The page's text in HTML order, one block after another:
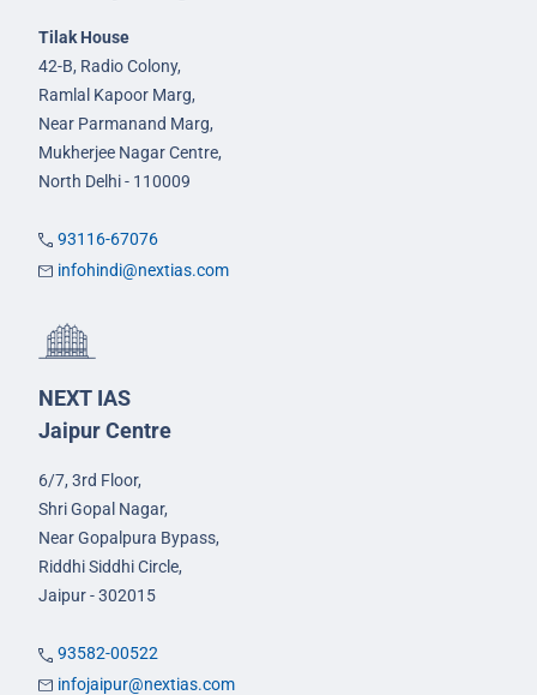
Tilak House
42-B, Radio Colony,
Ramlal Kapoor Marg,
Near Parmanand Marg,
Mukherjee Nagar Centre,
North Delhi - 110009
93116-67076
infohindi@nextias.com
NEXT IAS
Jaipur Centre
6/7, 3rd Floor,
Shri Gopal Nagar,
Near Gopalpura Bypass,
Riddhi Siddhi Circle,
Jaipur - 302015
93582-00522
infojaipur@nextias.com